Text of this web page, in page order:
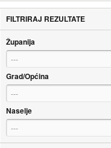
FILTRIRAJ REZULTATE
Županija
---
Grad/Općina
---
Naselje
---